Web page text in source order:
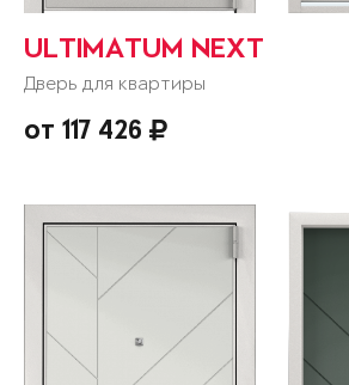
ULTIMATUM NEXT
Дверь для квартиры
от 117 426